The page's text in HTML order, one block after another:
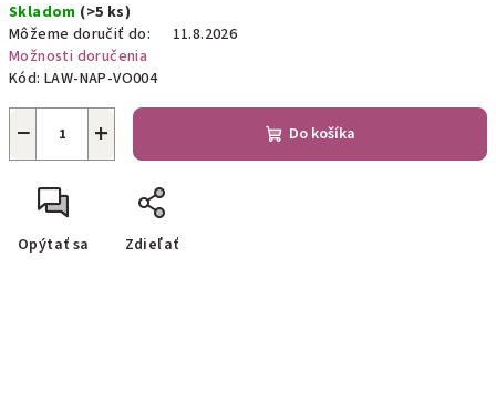
cena:
Skladom (>5 ks)
Môžeme doručiť do:
11.8.2026
Možnosti doručenia
Kód: LAW-NAP-VO004
+
− Do košíka
Opýtať sa Zdieľať